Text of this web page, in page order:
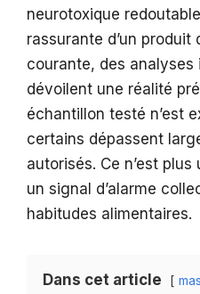
neurotoxique
rassurante d’un produit
courante, des analyses
dévoilent une réalité
échantillon testé n’est
certains dépassent
autorisés. Ce n’est
un signal d’alarme
habitudes alimentaires.
Dans cet article